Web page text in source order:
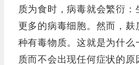
质为食时，病毒就会繁衍：
更多的病毒细胞。然而，麸
种有毒物质。这就是为什么
质而不会出现任何症状的原